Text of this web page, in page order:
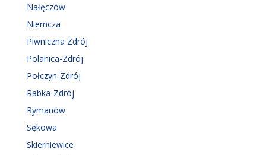
Nałęczów
Niemcza
Piwniczna Zdrój
Polanica-Zdrój
Połczyn-Zdrój
Rabka-Zdrój
Rymanów
Sękowa
Skierniewice